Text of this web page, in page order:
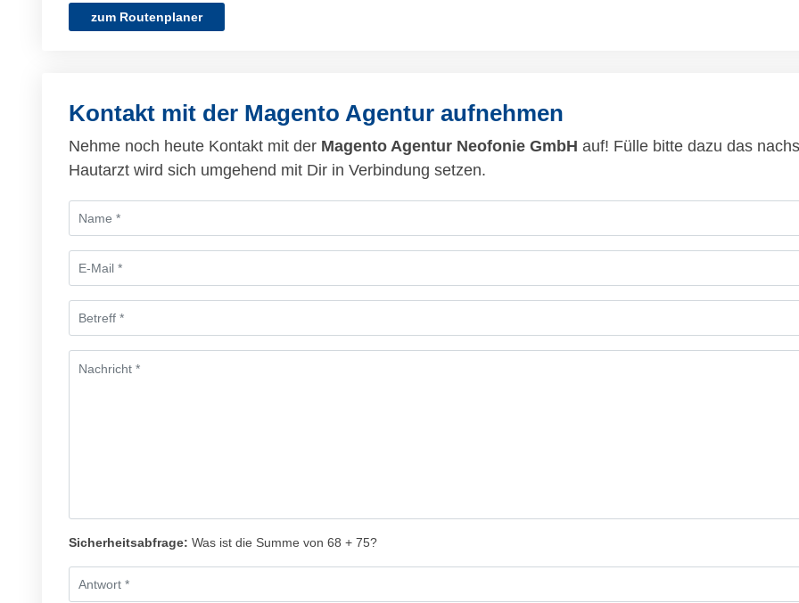
zum Routenplaner
Kontakt mit der Magento Agentur aufnehmen
Nehme noch heute Kontakt mit der Magento Agentur Neofonie GmbH auf! Fülle bitte dazu das
Hautarzt wird sich umgehend mit Dir in Verbindung setzen.
Sicherheitsabfrage: Was ist die Summe von 68 + 75?